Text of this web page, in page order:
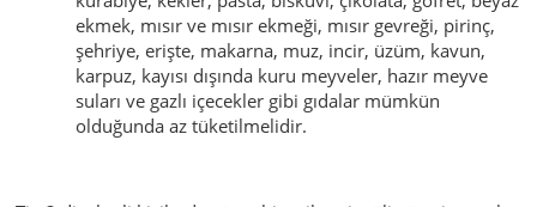
ekmek, mısır ve mısır ekmeği, mısır gevreği, pirinç,
şehriye, erişte, makarna, muz, incir, üzüm, kavun,
karpuz, kayısı dışında kuru meyveler, hazır meyve
suları ve gazlı içecekler gibi gıdalar mümkün
olduğunda az tüketilmelidir.